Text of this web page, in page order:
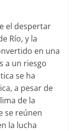
el despertar
Río, y la
en una
a un riesgo
se ha
a pesar de
de la
se reúnen
la lucha